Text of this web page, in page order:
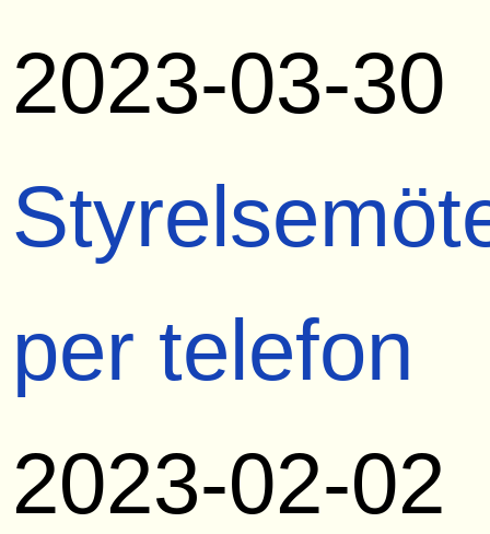
2023-03-30
per telefon
2023-02-02